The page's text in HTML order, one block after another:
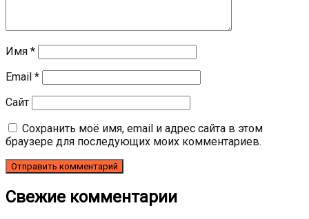
Имя *
Email *
Сайт
Сохранить моё имя, email и адрес сайта в этом
браузере для последующих моих комментариев.
Свежие комментарии